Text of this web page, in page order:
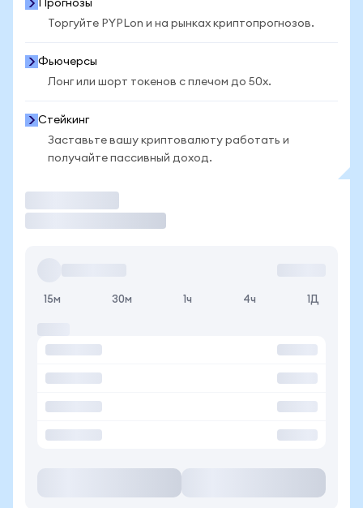
Прогнозы
Торгуйте PYPLon и на рынках криптопрогнозов.
Фьючерсы
Лонг или шорт токенов с плечом до 50x.
Стейкинг
Заставьте вашу криптовалюту работать и
получайте пассивный доход.
15м 30м 1ч 4ч 1Д